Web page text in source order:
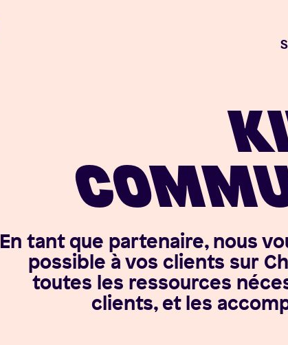
En tant que partenaire, nous
possible à vos clients sur
toutes les ressources
clients, et les